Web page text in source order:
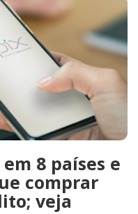
8 países e
comprar
veja